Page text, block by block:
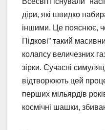
діри, які швидко
іншими. Це пояснює,
Підкові” такий
колапсу величезних
зірки. Сучасні
відтворюють цей
перших мільярдів
космічні шашки,